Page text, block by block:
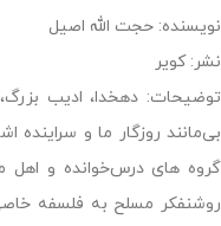
نویسنده: حجت الله اصیل
نشر: کویر
توضیحات: دهخدا، ادیب
بی‌مانند روزگار ما و سراینده
گروه‌ های درس‌خوانده و اهل
روشنفکر مسلح به فلسفه